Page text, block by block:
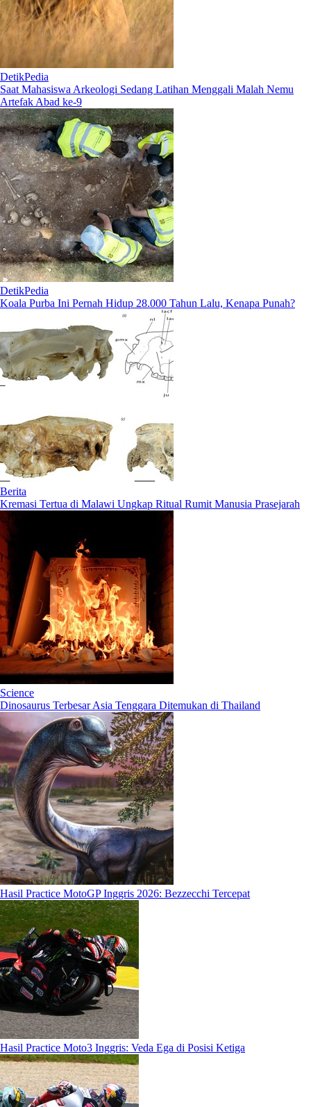
DetikPedia
Saat Mahasiswa Arkeologi Sedang Latihan Menggali Malah Nemu
Artefak Abad ke-9
DetikPedia
Koala Purba Ini Pernah Hidup 28.000 Tahun Lalu, Kenapa Punah?
Berita
Kremasi Tertua di Malawi Ungkap Ritual Rumit Manusia Prasejarah
Science
Dinosaurus Terbesar Asia Tenggara Ditemukan di Thailand
Hasil Practice MotoGP Inggris 2026: Bezzecchi Tercepat
Hasil Practice Moto3 Inggris: Veda Ega di Posisi Ketiga